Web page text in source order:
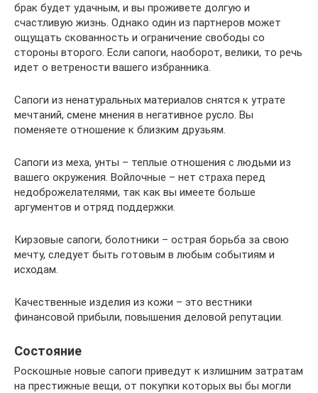
брак будет удачным, и вы проживете долгую и
счастливую жизнь. Однако один из партнеров может
ощущать скованность и ограничение свободы со
стороны второго. Если сапоги, наоборот, велики, то речь
идет о ветрености вашего избранника.
Сапоги из ненатуральных материалов снятся к утрате
мечтаний, смене мнения в негативное русло. Вы
поменяете отношение к близким друзьям.
Сапоги из меха, унты – теплые отношения с людьми из
вашего окружения. Войлочные – нет страха перед
недоброжелателями, так как вы имеете больше
аргументов и отряд поддержки.
Кирзовые сапоги, болотники – острая борьба за свою
мечту, следует быть готовым в любым событиям и
исходам.
Качественные изделия из кожи – это вестники
финансовой прибыли, повышения деловой репутации.
Состояние
Роскошные новые сапоги приведут к излишним затратам
на престижные вещи, от покупки которых вы бы могли